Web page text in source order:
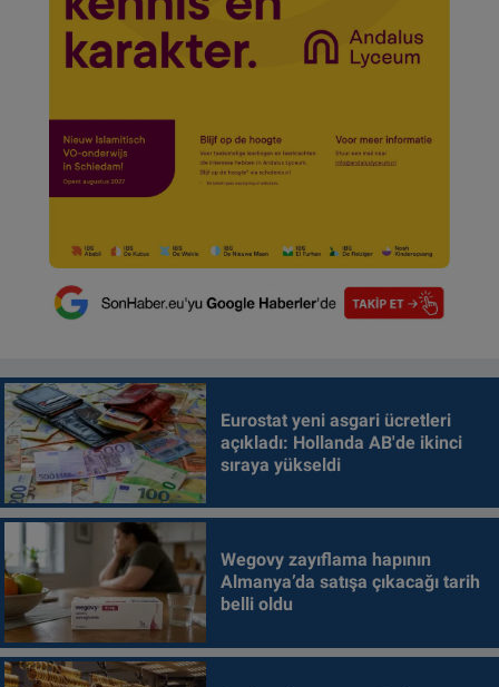
Eurostat yeni asgari ücretleri
açıkladı: Hollanda AB'de ikinci
sıraya yükseldi
Wegovy zayıflama hapının
Almanya’da satışa çıkacağı tarih
belli oldu